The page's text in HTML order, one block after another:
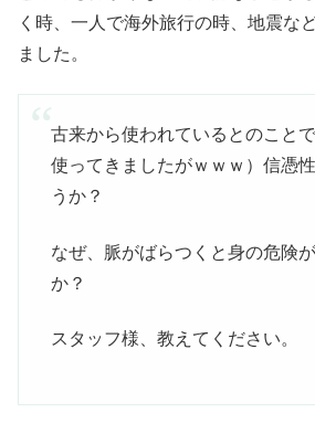
く時、一人で海外旅行の時、地震な
ました。
古来から使われているとのこと
使ってきましたがｗｗｗ）信憑
うか？
なぜ、脈がばらつくと身の危険
か？
スタッフ様、教えてください。